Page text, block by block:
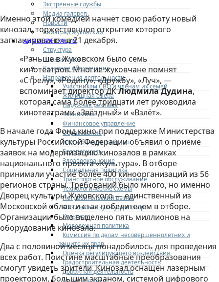
Экстренные службы
Медиа галерея
Новости
Авиаград Жуковский
АДМИНИСТРАЦИЯ
Структура
Полномочия
Кадровое обеспечение
Направления деятельности
Участникам СВО и членам их семей
Жилищная сфера
Наружная реклама
Экономика
Финансовое управление
Образование
ЖКХ и благоустройство
Безопасность
Здравоохранение
Социальная политика
Транспортное обслуживание
Технологические схемы
Потребительский рынок
Физическая культура и спорт
Культура
Молодежная политика
Комиссия по делам несовершеннолетних и
защите их прав
Оценка регулирующего воздействия
Градостроительная деятельность
Дорожная деятельность
Именно этой комедией начнёт свою работу новый
кинозал, торжественное открытие которого
запланировано на 21 декабря.
«Раньше в Жуковском было семь
кинотеатров. Многие жуковчане помнят
«Стрелу», «Родину», «Дружбу», «Луч», —
вспоминает директор ДКЛюдмила Дудина,
которая сама более тридцати лет руководила
кинотеатрами «Звёздный» и «Взлёт».
В начале года Фонд кино при поддержке Министерства
культуры Российской Федерации объявил о приёме
заявок на модернизацию кинозалов в рамках
национального проекта «Культура». В отборе
принимали участие более 400 киноорганизаций из 56
регионов страны. Требований было много, но именно
Дворец культуры Жуковского — единственный из
Московской области стал победителем в отборе.
Организации было выделено пять миллионов на
оборудование кинозала.
Два с половиной месяца понадобилось для проведения
всех работ. Поистине масштабные преобразования
смогут увидеть зрители. Кинозал оснащен лазерным
проектором, большим экраном, системой цифрового